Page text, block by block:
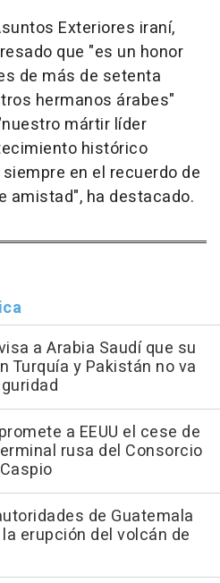
Exteriores iraní,
que "es un honor
de más de setenta
hermanos árabes"
mártir líder
histórico
en el recuerdo de
amistad", ha destacado.
a Arabia Saudí que su
Turquía y Pakistán no va
a EEUU el cese de
rusa del Consorcio
de Guatemala
erupción del volcán de